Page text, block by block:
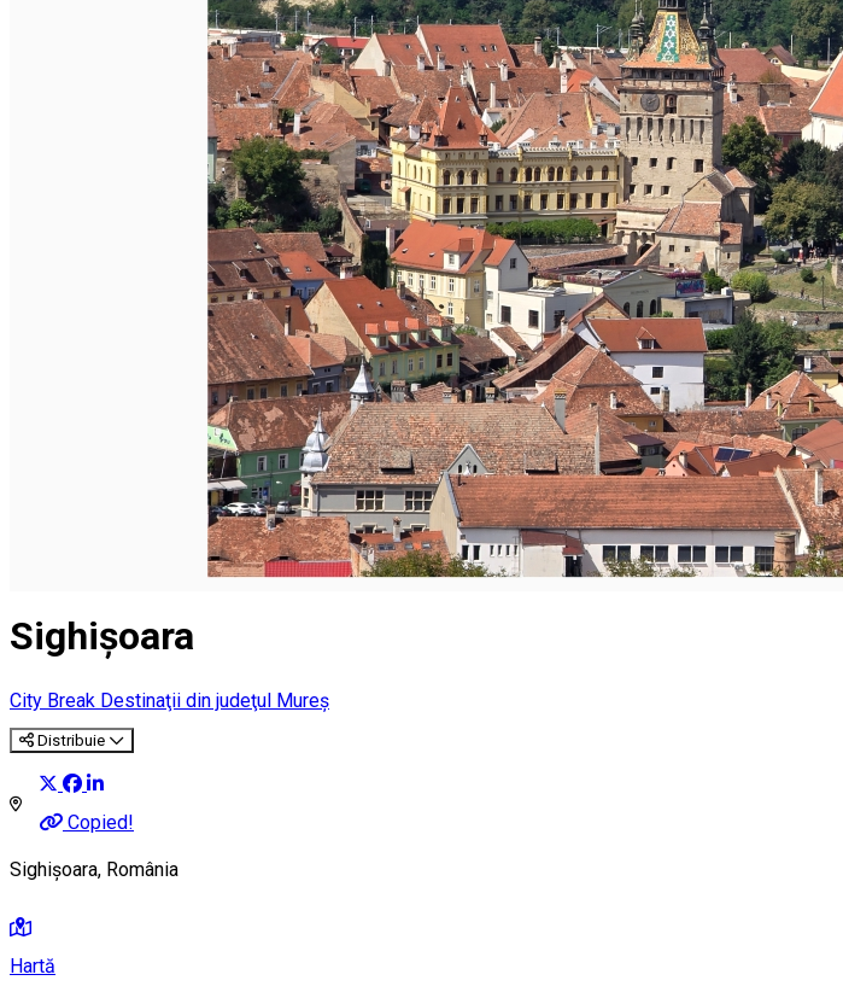
Sighişoara
City Break Destinaţii din judeţul Mureş
Distribuie
Copied!
Sighișoara, România
Hartă